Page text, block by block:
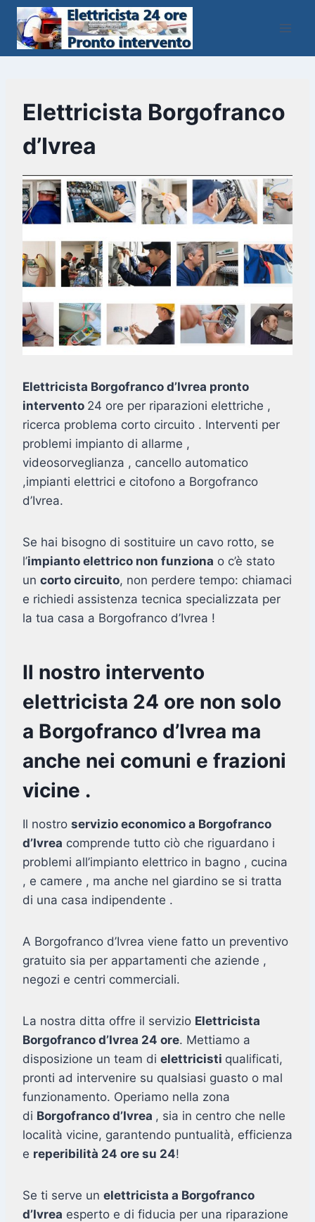
Salta
contenuto
Elettricista Borgofranco
d’Ivrea
Elettricista Borgofranco d’Ivrea pronto
intervento 24 ore per riparazioni elettriche ,
ricerca problema corto circuito . Interventi per
problemi impianto di allarme ,
videosorveglianza , cancello automatico
,impianti elettrici e citofono a Borgofranco
d’Ivrea.
Se hai bisogno di sostituire un cavo rotto, se
l’impianto elettrico non funziona o c’è stato
un corto circuito, non perdere tempo: chiamaci
e richiedi assistenza tecnica specializzata per
la tua casa a Borgofranco d’Ivrea !
Il nostro intervento
elettricista 24 ore non solo
a Borgofranco d’Ivrea ma
anche nei comuni e frazioni
vicine .
Il nostro servizio economico a Borgofranco
d’Ivrea comprende tutto ciò che riguardano i
problemi all’impianto elettrico in bagno , cucina
, e camere , ma anche nel giardino se si tratta
di una casa indipendente .
A Borgofranco d’Ivrea viene fatto un preventivo
gratuito sia per appartamenti che aziende ,
negozi e centri commerciali.
La nostra ditta offre il servizio Elettricista
Borgofranco d’Ivrea 24 ore. Mettiamo a
disposizione un team di elettricisti qualificati,
pronti ad intervenire su qualsiasi guasto o mal
funzionamento. Operiamo nella zona
di Borgofranco d’Ivrea , sia in centro che nelle
località vicine, garantendo puntualità, efficienza
e reperibilità 24 ore su 24!
Se ti serve un elettricista a Borgofranco
d’Ivrea esperto e di fiducia per una riparazione